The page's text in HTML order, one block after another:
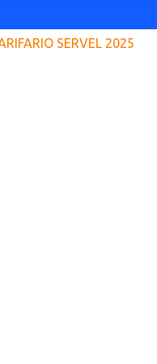
SERVEL 2025